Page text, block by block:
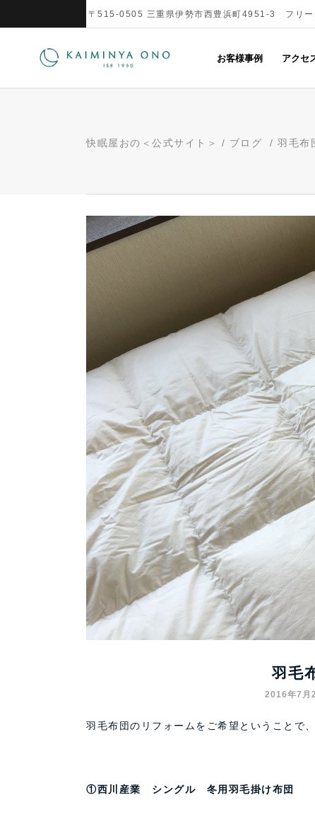
〒515-0505 三重県伊勢市西豊浜町4951-3 フリ
お客様事例 アクセ
快眠屋おの＜公式サイト＞ / ブログ / 羽毛布
羽毛
2016年7月
羽毛布団のリフォームをご希望ということで
①西川産業 シングル 冬用羽毛掛け布団